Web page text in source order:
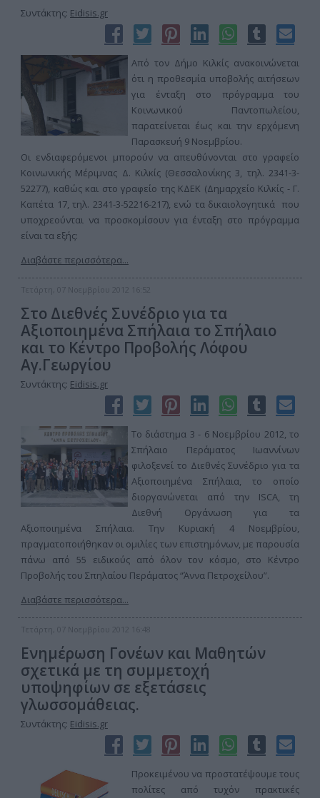
Συντάκτης: Eidisis.gr
Από τον Δήμο Κιλκίς ανακοινώνεται
ότι η προθεσμία υποβολής αιτήσεων
για ένταξη στο πρόγραμμα του
Κοινωνικού Παντοπωλείου,
παρατείνεται έως και την ερχόμενη
Παρασκευή 9 Νοεμβρίου.
Οι ενδιαφερόμενοι μπορούν να απευθύνονται στο γραφείο
Κοινωνικής Μέριμνας Δ. Κιλκίς (Θεσσαλονίκης 3, τηλ. 2341-3-
52277), καθώς και στo γραφείo της ΚΔΕΚ (Δημαρχείο Κιλκίς - Γ.
Καπέτα 17, τηλ. 2341-3-52216-217), ενώ τα δικαιολογητικά που
υποχρεούνται να προσκομίσουν για ένταξη στο πρόγραμμα
είναι τα εξής:
Διαβάστε περισσότερα...
Τετάρτη, 07 Νοεμβρίου 2012 16:52
Στο Διεθνές Συνέδριο για τα
Αξιοποιημένα Σπήλαια το Σπήλαιο
και το Κέντρο Προβολής Λόφου
Αγ.Γεωργίου
Συντάκτης: Eidisis.gr
Το διάστημα 3 - 6 Νοεμβρίου 2012, το
Σπήλαιο Περάματος Ιωαννίνων
φιλοξενεί το Διεθνές Συνέδριο για τα
Αξιοποιημένα Σπήλαια, το οποίο
διοργανώνεται από την ISCA, τη
Διεθνή Οργάνωση για τα
Αξιοποιημένα Σπήλαια. Την Κυριακή 4 Νοεμβρίου,
πραγματοποιήθηκαν οι ομιλίες των επιστημόνων, με παρουσία
πάνω από 55 ειδικούς από όλον τον κόσμο, στο Κέντρο
Προβολής του Σπηλαίου Περάματος “Άννα Πετροχείλου”.
Διαβάστε περισσότερα...
Τετάρτη, 07 Νοεμβρίου 2012 16:48
Ενημέρωση Γονέων και Μαθητών
σχετικά με τη συμμετοχή
υποψηφίων σε εξετάσεις
γλωσσομάθειας.
Συντάκτης: Eidisis.gr
Προκειμένου να προστατέψουμε τους
πολίτες από τυχόν πρακτικές